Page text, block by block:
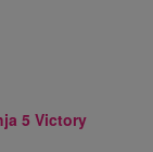
5 Victory